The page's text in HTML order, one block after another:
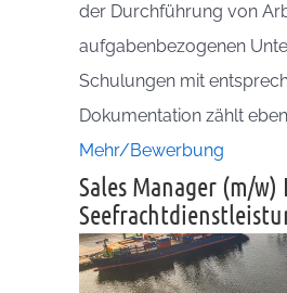
der Durchführung von
aufgabenbezogenen
Schulungen mit
Dokumentation zählt
Mehr/Bewerbung
Sales Manager (m/